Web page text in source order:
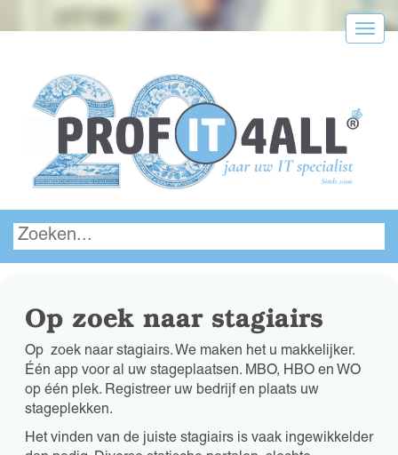
Menu
Op zoek naar stagiairs
Op zoek naar stagiairs. We maken het u makkelijker.
Één app voor al uw stageplaatsen. MBO, HBO en WO
op één plek. Registreer uw bedrijf en plaats uw
stageplekken.
Het vinden van de juiste stagiairs is vaak ingewikkelder